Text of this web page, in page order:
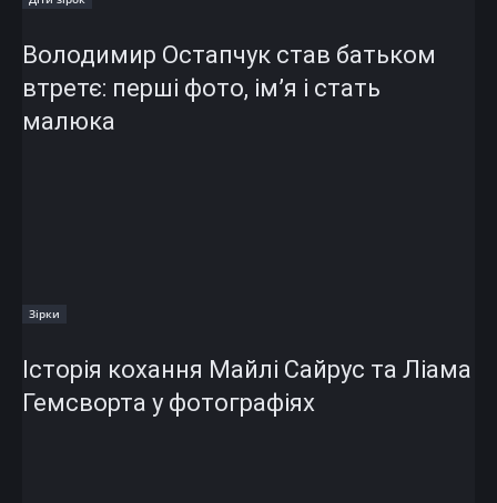
Володимир Остапчук став батьком
втретє: перші фото, ім’я і стать
малюка
Зірки
Історія кохання Майлі Сайрус та Ліама
Гемсворта у фотографіях